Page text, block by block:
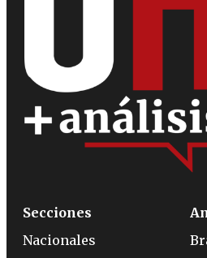
Secciones
Nacionales